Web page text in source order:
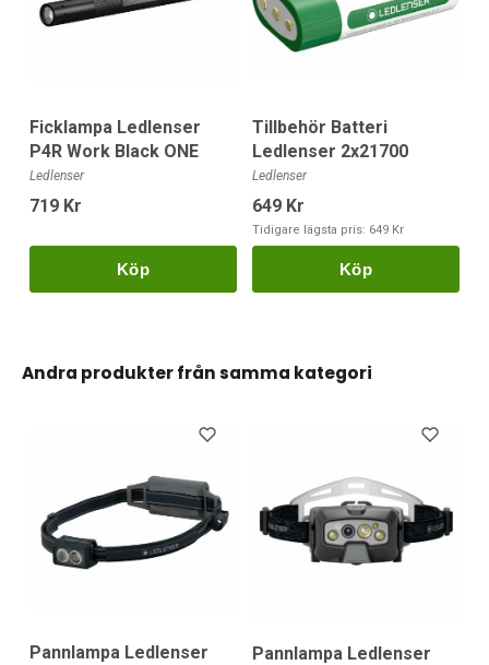
Ficklampa Ledlenser
P4R Work Black ONE
Ledlenser
719 Kr
Köp
Tillbehör Batteri
Ledlenser 2x21700
Ledlenser
649 Kr
Tidigare lägsta pris: 649 Kr
Köp
Andra produkter från samma kategori
Pannlampa Ledlenser
Pannlampa Ledlenser